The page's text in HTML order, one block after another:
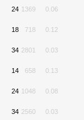
24 1369 0.06
18 718 0.12
34 2801 0.03
14 658 0.13
24 1048 0.08
34 2560 0.03